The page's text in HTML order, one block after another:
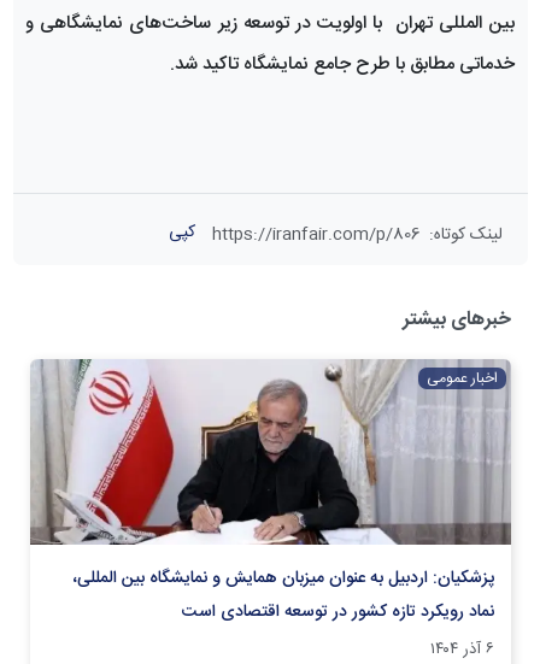
بین المللی تهران با اولویت در توسعه زیر ساخت‌های نمایشگاهی و
خدماتی مطابق با طرح جامع نمایشگاه تاکید شد.
لینک کوتاه:
https://iranfair.com/p/806 کپی
خبرهای بیشتر
اخبار عمومی
پزشکیان: اردبیل به عنوان میزبان همایش و نمایشگاه بین المللی،
نماد رویکرد تازه کشور در توسعه اقتصادی است
۶ آذر ۱۴۰۴